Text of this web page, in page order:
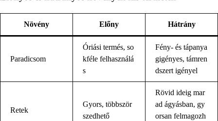
Növény Előny Hátrány
Paradicsom
Óriási termés, so
kféle felhasználá
s
Fény- és tápanya
gigényes, támren
dszert igényel
Retek
Gyors, többször
szedhető
Rövid ideig mar
ad ágyásban, gy
orsan felmagozh